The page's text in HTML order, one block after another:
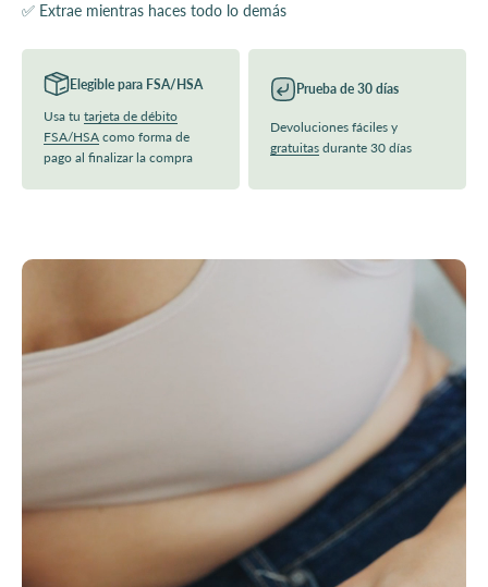
✅ Extrae mientras haces todo lo demás
Elegible para FSA/HSA
Usa tu tarjeta de débito
FSA/HSA como forma de
pago al finalizar la compra
Prueba de 30 días
Devoluciones fáciles y
gratuitas durante 30 días